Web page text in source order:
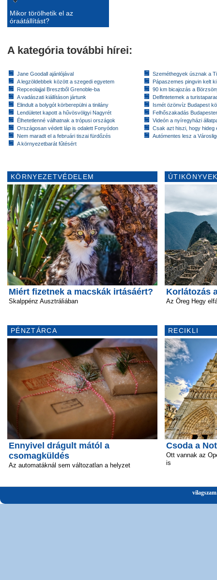
Mikor törölhetik el az
óraátállítást?
A kategória további hírei:
Jane Goodall ajánlójával
A legzöldebbek között a szegedi egyetem
Repceolajjal Bresztből Grenoble-ba
A vadászati kiállításon jártunk
Elindult a bolygót körberepülni a tinilány
Lendületet kapott a hűvösvölgyi Nagyrét
Élhetetlenné válhatnak a trópusi országok
Országosan védett láp is odalett Fonyódon
Nem maradt el a februári tiszai fürdőzés
A környezetbarát fűtésért
Szeméthegyek úsznak a
Pápaszemes pingvin kelt
90 km bicajozás a
Delfintetemek a
Ismét özönvíz Budapest
Felhőszakadás
Videón a nyíregyházi
Csak azt hiszi, hogy hideg
Autómentes lesz a
KÖRNYEZETVÉDELEM
Miért fizetnek a macskák irtásáért?
Skalppénz Ausztráliában
PÉNZTÁRCA
Ennyivel drágult mától a
csomagküldés
Az automatáknál sem változatlan a helyzet
Korlátozás
Az Öreg Hegy
RECIKLI
Csoda a
Ott vannak az
is